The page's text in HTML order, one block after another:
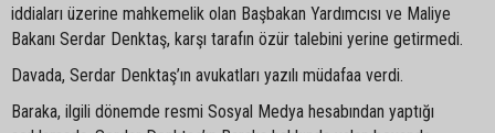
iddiaları üzerine mahkemelik olan Başbakan Yardımcısı ve Maliye
Bakanı Serdar Denktaş, karşı tarafın özür talebini yerine getirmedi.
Davada, Serdar Denktaş’ın avukatları yazılı müdafaa verdi.
Baraka, ilgili dönemde resmi Sosyal Medya hesabından yaptığı